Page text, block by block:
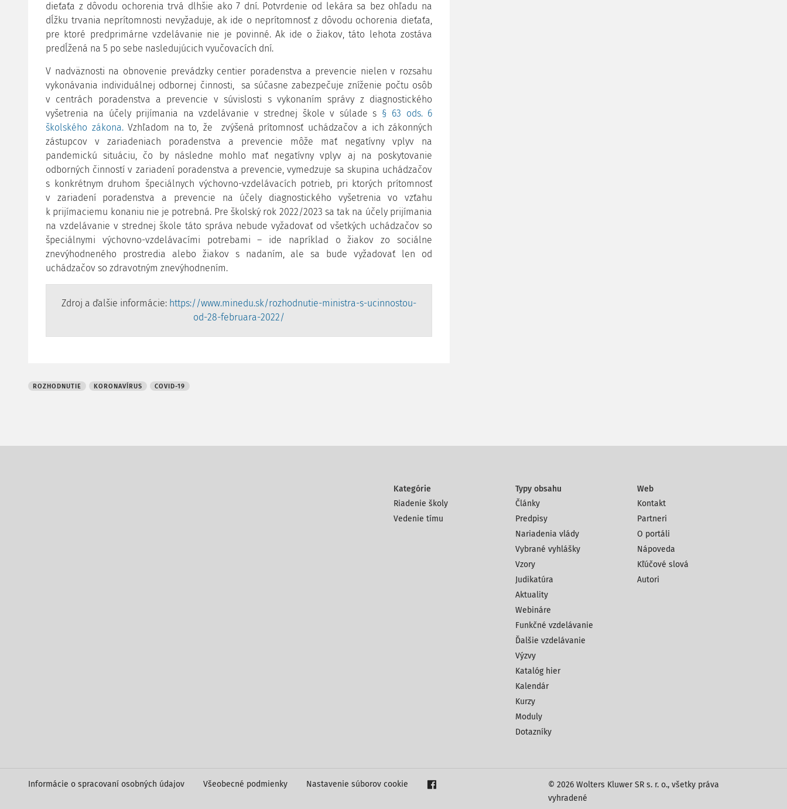
dieťaťa z dôvodu ochorenia trvá dlhšie ako 7 dní. Potvrdenie od lekára sa bez ohľadu na
dĺžku trvania neprítomnosti nevyžaduje, ak ide o neprítomnosť z dôvodu ochorenia dieťaťa,
pre ktoré predprimárne vzdelávanie nie je povinné. Ak ide o žiakov, táto lehota zostáva
predĺžená na 5 po sebe nasledujúcich vyučovacích dní.
V nadväznosti na obnovenie prevádzky centier poradenstva a prevencie nielen v rozsahu
vykonávania individuálnej odbornej činnosti, sa súčasne zabezpečuje zníženie počtu osôb
v centrách poradenstva a prevencie v súvislosti s vykonaním správy z diagnostického
vyšetrenia na účely prijímania na vzdelávanie v strednej škole v súlade s § 63 ods. 6
školského zákona.Vzhľadom na to, že zvýšená prítomnosť uchádzačov a ich zákonných
zástupcov v zariadeniach poradenstva a prevencie môže mať negatívny vplyv na
pandemickú situáciu, čo by následne mohlo mať negatívny vplyv aj na poskytovanie
odborných činností v zariadení poradenstva a prevencie, vymedzuje sa skupina uchádzačov
s konkrétnym druhom špeciálnych výchovno-vzdelávacích potrieb, pri ktorých prítomnosť
v zariadení poradenstva a prevencie na účely diagnostického vyšetrenia vo vzťahu
k prijímaciemu konaniu nie je potrebná. Pre školský rok 2022/2023 sa tak na účely prijímania
na vzdelávanie v strednej škole táto správa nebude vyžadovať od všetkých uchádzačov so
špeciálnymi výchovno-vzdelávacími potrebami – ide napríklad o žiakov zo sociálne
znevýhodneného prostredia alebo žiakov s nadaním, ale sa bude vyžadovať len od
uchádzačov so zdravotným znevýhodnením.
Zdroj a ďalšie informácie: https://www.minedu.sk/rozhodnutie-ministra-s-ucinnostou-
od-28-februara-2022/
ROZHODNUTIE KORONAVÍRUS COVID-19
Kategórie
Riadenie školy
Vedenie tímu
Typy obsahu
Články
Predpisy
Nariadenia vlády
Vybrané vyhlášky
Vzory
Judikatúra
Aktuality
Webináre
Funkčné vzdelávanie
Ďalšie vzdelávanie
Výzvy
Katalóg hier
Kalendár
Kurzy
Moduly
Dotazníky
Web
Kontakt
Partneri
O portáli
Nápoveda
Kľúčové slová
Autori
© 2026 Wolters Kluwer SR s. r. o., všetky práva
vyhradené
Informácie o spracovaní osobných údajov Všeobecné podmienky Nastavenie súborov cookie